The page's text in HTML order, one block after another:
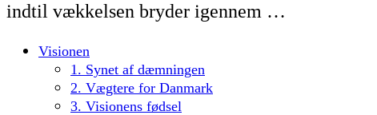
indtil vækkelsen bryder igennem …
Visionen
1. Synet af dæmningen
2. Vægtere for Danmark
3. Visionens fødsel